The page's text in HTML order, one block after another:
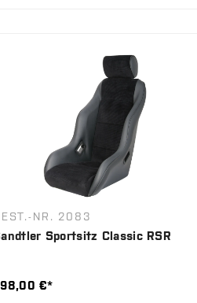
NR. 2083
Sportsitz Classic RSR
€*